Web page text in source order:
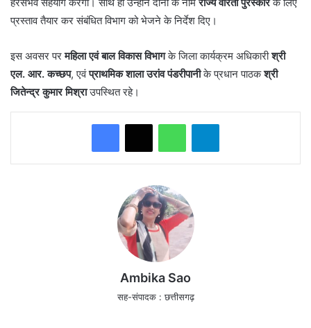
प्रस्ताव तैयार कर संबंधित विभाग को भेजने के निर्देश दिए।
इस अवसर परमहिला एवं बाल विकास विभागके जिला कार्यक्रम अधिकारीश्री
एल. आर. कच्छप, एवंप्राथमिक शाला उरांव पंडरीपानीके प्रधान पाठकश्री
जितेन्द्र कुमार मिश्राउपस्थित रहे।
WhatsAppTelegram
Ambika Sao
सह-संपादक : छत्तीसगढ़